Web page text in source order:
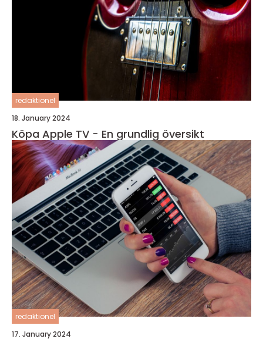
redaktionel
18. January 2024
Köpa Apple TV - En grundlig översikt
redaktionel
17. January 2024